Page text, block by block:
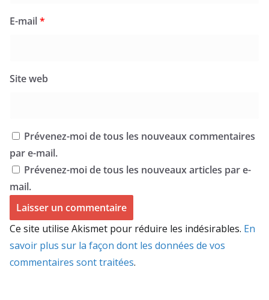
E-mail*
Site web
Prévenez-moi de tous les nouveaux commentaires
par e-mail.
Prévenez-moi de tous les nouveaux articles par e-
mail.
Ce site utilise Akismet pour réduire les indésirables. En
savoir plus sur la façon dont les données de vos
commentaires sont traitées.